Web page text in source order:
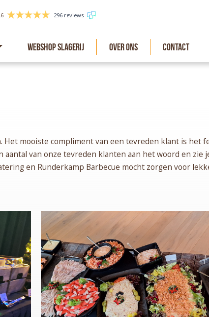
Webshop slagerij Over Ons Contact
296 reviews
mooiste compliment van een tevreden klant is het
van onze tevreden klanten aan het woord en zie
en Runderkamp Barbecue mocht zorgen voor